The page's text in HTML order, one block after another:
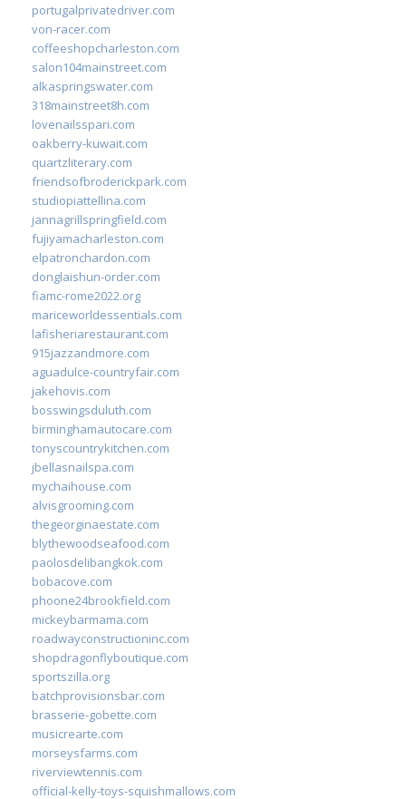
portugalprivatedriver.com
von-racer.com
coffeeshopcharleston.com
salon104mainstreet.com
alkaspringswater.com
318mainstreet8h.com
lovenailsspari.com
oakberry-kuwait.com
quartzliterary.com
friendsofbroderickpark.com
studiopiattellina.com
jannagrillspringfield.com
fujiyamacharleston.com
elpatronchardon.com
donglaishun-order.com
fiamc-rome2022.org
mariceworldessentials.com
lafisheriarestaurant.com
915jazzandmore.com
aguadulce-countryfair.com
jakehovis.com
bosswingsduluth.com
birminghamautocare.com
tonyscountrykitchen.com
jbellasnailspa.com
mychaihouse.com
alvisgrooming.com
thegeorginaestate.com
blythewoodseafood.com
paolosdelibangkok.com
bobacove.com
phoone24brookfield.com
mickeybarmama.com
roadwayconstructioninc.com
shopdragonflyboutique.com
sportszilla.org
batchprovisionsbar.com
brasserie-gobette.com
musicrearte.com
morseysfarms.com
riverviewtennis.com
official-kelly-toys-squishmallows.com